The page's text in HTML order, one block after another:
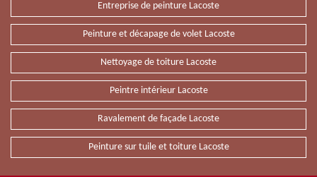
Entreprise de peinture Lacoste
Peinture et décapage de volet Lacoste
Nettoyage de toiture Lacoste
Peintre intérieur Lacoste
Ravalement de façade Lacoste
Peinture sur tuile et toiture Lacoste